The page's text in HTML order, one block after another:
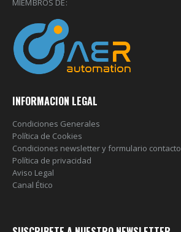
MIEMBROS DE:
INFORMACION LEGAL
Condiciones Generales
Política de Cookies
Condiciones newsletter y formulario contacto
Política de privacidad
Aviso Legal
Canal Ético